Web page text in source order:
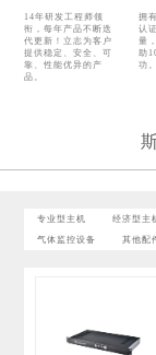
14年研发工程师领
衔，每年产品不断迭
代更新！立志为客户
提供稳定、安全、可
靠、性能优异的产
品。
拥
认
量
助
功。
专业型主机 经济型主
气体监控设备 其他配